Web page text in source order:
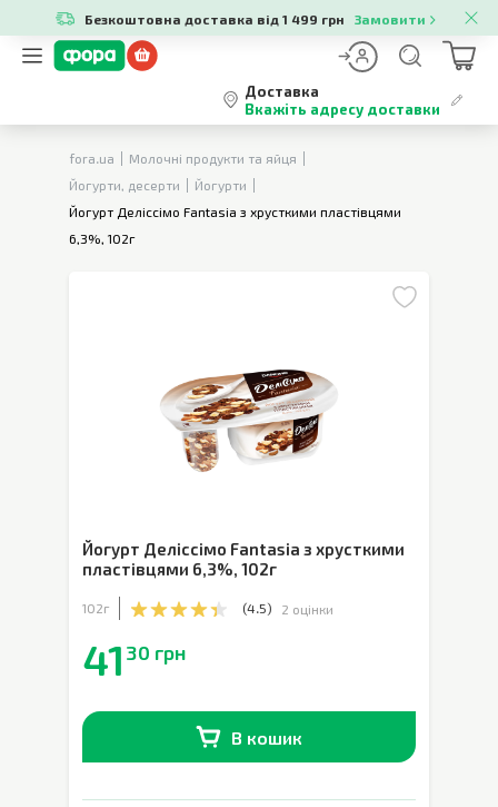
Безкоштовна доставка від 1 499 грн Замовити
Доставка
Вкажіть адресу доставки
fora.ua
Молочні продукти та яйця
Йогурти, десерти
Йогурти
Йогурт Деліссімо Fantasia з хрусткими пластівцями
6,3%, 102г
Йогурт Деліссімо Fantasia з хрусткими
пластівцями 6,3%, 102г
102г (4.5) 2 оцінки
41 30 грн
В кошик